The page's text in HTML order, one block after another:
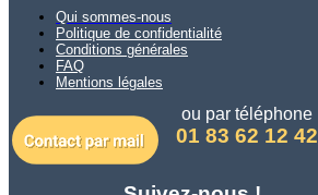
Qui sommes-nous
Politique de confidentialité
Conditions générales
FAQ
Mentions légales
ou par téléphone
01 83 62 12 42